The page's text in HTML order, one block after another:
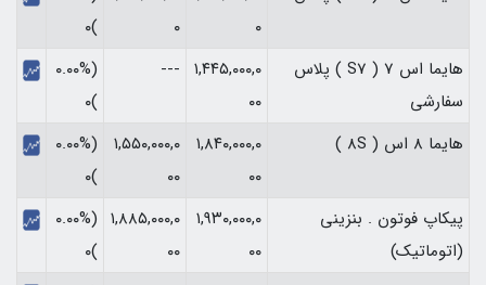
۰
۰
)۰
هایما اس 7 ( S7 ) پلاس
سفارشی
۱,۴۴۵,۰۰۰,۰
۰۰
---
(۰.۰۰%
)۰
هایما 8 اس ( 8S )
۱,۸۴۰,۰۰۰,۰
۰۰
۱,۵۵۰,۰۰۰,۰
۰۰
(۰.۰۰%
)۰
پیکاپ فوتون . بنزینی
(اتوماتیک)
۱,۹۳۰,۰۰۰,۰
۰۰
۱,۸۸۵,۰۰۰,۰
۰۰
(۰.۰۰%
)۰